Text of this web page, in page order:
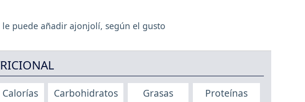
le puede añadir ajonjolí, según el gusto
Calorías Carbohidratos Grasas Proteínas